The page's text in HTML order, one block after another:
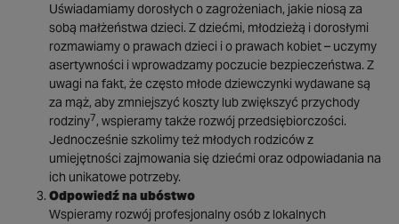
Uświadamiamy dorosłych o zagrożeniach, jakie niosą za
sobą małżeństwa dzieci. Z dziećmi, młodzieżą i dorosłymi
rozmawiamy o prawach dzieci i o prawach kobiet – uczymy
asertywności i wprowadzamy poczucie bezpieczeństwa. Z
uwagi na fakt, że często młode dziewczynki wydawane są
za mąż, aby zmniejszyć koszty lub zwiększyć przychody
rodziny7, wspieramy także rozwój przedsiębiorczości.
Jednocześnie szkolimy też młodych rodziców z
umiejętności zajmowania się dziećmi oraz odpowiadania na
ich unikatowe potrzeby.
Odpowiedź na ubóstwo
Wspieramy rozwój profesjonalny osób z lokalnych